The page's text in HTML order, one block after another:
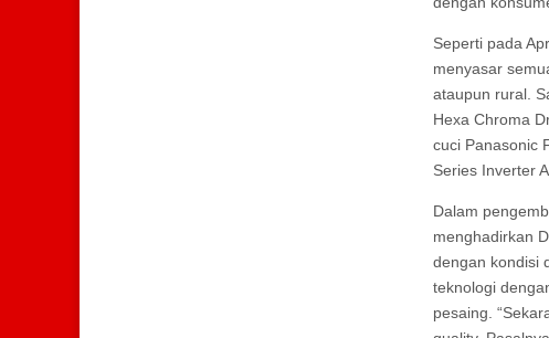
Seperti pada
menyasar
ataupun rural.
Hexa Chroma
cuci Panasonic
Series Inverter
Dalam
menghadirkan
dengan kondisi
teknologi
pesaing.